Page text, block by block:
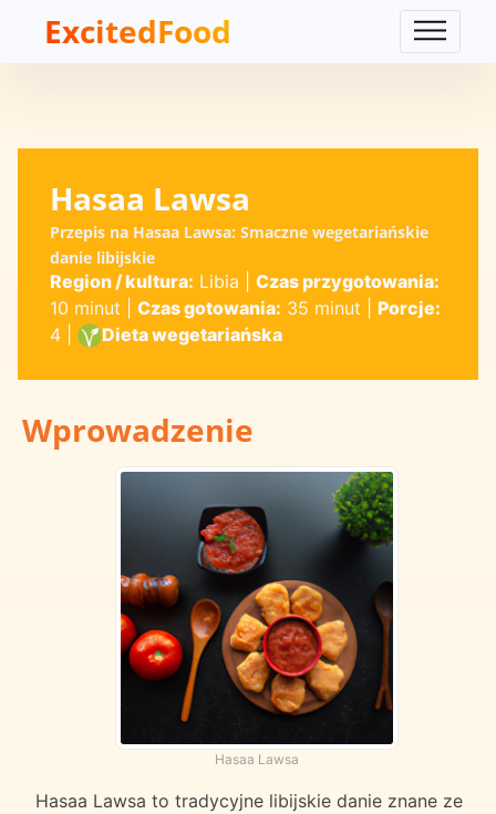
ExcitedFood
Hasaa Lawsa
Przepis na Hasaa Lawsa: Smaczne wegetariańskie
danie libijskie
Region / kultura: Libia
Czas przygotowania:
10 minut
Czas gotowania: 35 minut
Porcje:
4| Dieta wegetariańska
Wprowadzenie
Hasaa Lawsa
Hasaa Lawsa to tradycyjne libijskie danie znane ze